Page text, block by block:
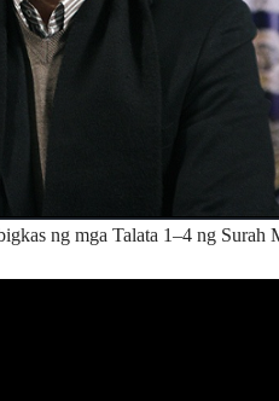
ng mga Talata 1–4 ng Surah